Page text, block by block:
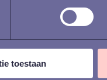
toestaan